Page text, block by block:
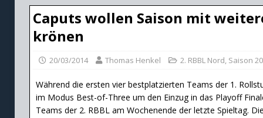
Caputs wollen Saison mit
krönen
20/03/2014 Thomas Henkel 2. RBBL Nord, Saison
Während die ersten vier bestplatzierten Teams der 1.
im Modus Best-of-Three um den Einzug in das Playoff
Teams der 2. RBBL am Wochenende der letzte Spieltag.